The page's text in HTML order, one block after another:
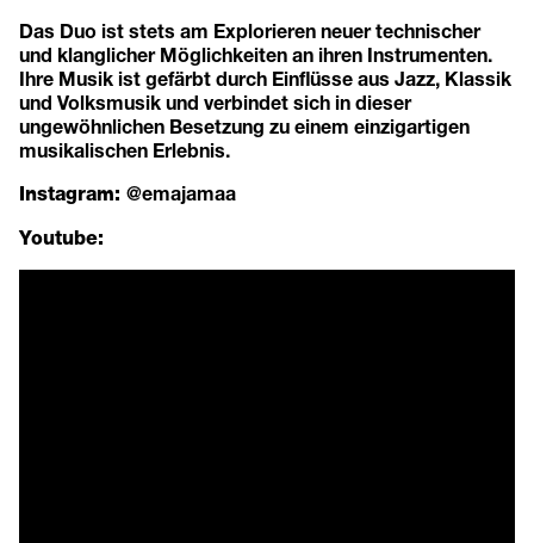
Das Duo ist stets am Explorieren neuer technischer
und klanglicher Möglichkeiten an ihren Instrumenten.
Ihre Musik ist gefärbt durch Einflüsse aus Jazz, Klassik
und Volksmusik und verbindet sich in dieser
ungewöhnlichen Besetzung zu einem einzigartigen
musikalischen Erlebnis.
Instagram: @emajamaa
Youtube: